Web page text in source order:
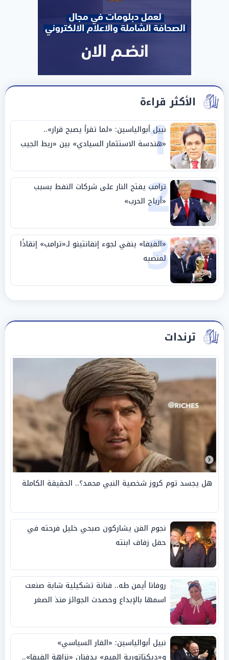
الأكثر قراءة
1
نبيل أبوالياسين: «لما تقرأ يصبح قرار»..
«هندسة الاستثمار السيادي» بين «ربط الجيب
بالوطن» و«سيادة الكلمة»
2
ترامب يفتح النار على شركات النفط بسبب
«أرباح الحرب»
3
«الفيفا» ينفي لجوء إنفانتينو لـ«ترامب» إنقاذًا
لمنصبه
ترندات
هل يجسد توم كروز شخصية النبي محمد؟.. الحقيقة الكاملة
نجوم الفن يشاركون صبحي خليل فرحته في
حفل زفاف ابنته
روفانا أيمن طه.. فنانة تشكيلية شابة صنعت
اسمها بالإبداع وحصدت الجوائز منذ الصغر
نبيل أبوالياسين: «الفار السياسي»
و«ديكتاتورية الميم» يدفنان «نزاهة الفيفا»..